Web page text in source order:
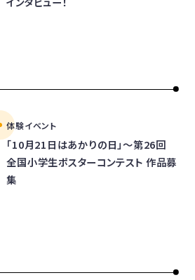
体験イベント
「10月21日はあかりの日」～第26回
全国小学生ポスターコンテスト 作品募
集